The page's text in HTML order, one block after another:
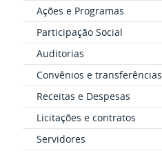
Ações e Programas
Participação Social
Auditorias
Convênios e transferências
Receitas e Despesas
Licitações e contratos
Servidores